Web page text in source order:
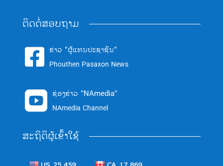
ຕິດຕໍ່ສອບຖາມ
 ຂ່າວ "ຜູ້ແທນປະຊາຊົນ"
Phouthen Pasaxon News
 ຊ່ອງຂ່າວ "NAmedia"
NAmedia Channel
ສະຖິຕິຜູ້ເຂົ້າໃຊ້